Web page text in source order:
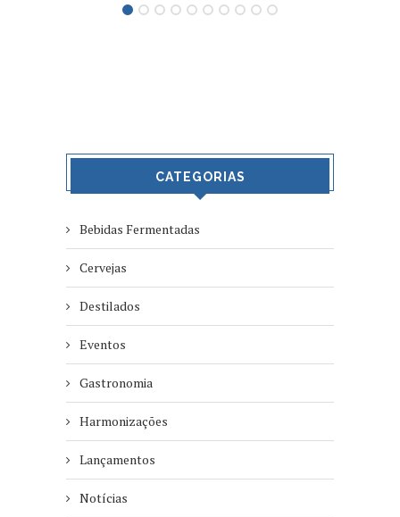
CATEGORIAS
Bebidas Fermentadas
Cervejas
Destilados
Eventos
Gastronomia
Harmonizações
Lançamentos
Notícias